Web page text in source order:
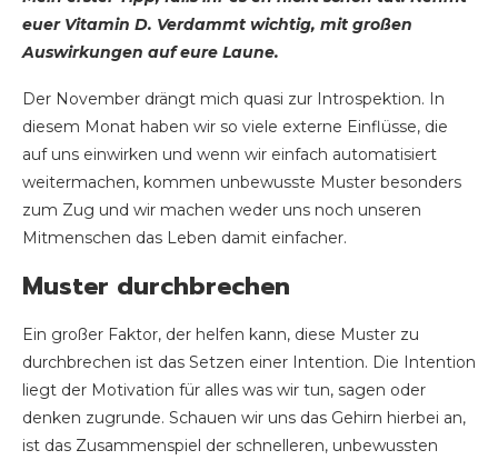
euer Vitamin D. Verdammt wichtig, mit großen
Auswirkungen auf eure Laune.
Der November drängt mich quasi zur Introspektion. In
diesem Monat haben wir so viele externe Einflüsse, die
auf uns einwirken und wenn wir einfach automatisiert
weitermachen, kommen unbewusste Muster besonders
zum Zug und wir machen weder uns noch unseren
Mitmenschen das Leben damit einfacher.
Muster durchbrechen
Ein großer Faktor, der helfen kann, diese Muster zu
durchbrechen ist das Setzen einer Intention. Die Intention
liegt der Motivation für alles was wir tun, sagen oder
denken zugrunde. Schauen wir uns das Gehirn hierbei an,
ist das Zusammenspiel der schnelleren, unbewussten